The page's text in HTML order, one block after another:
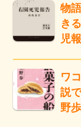
物
き
児
ワ
説
野